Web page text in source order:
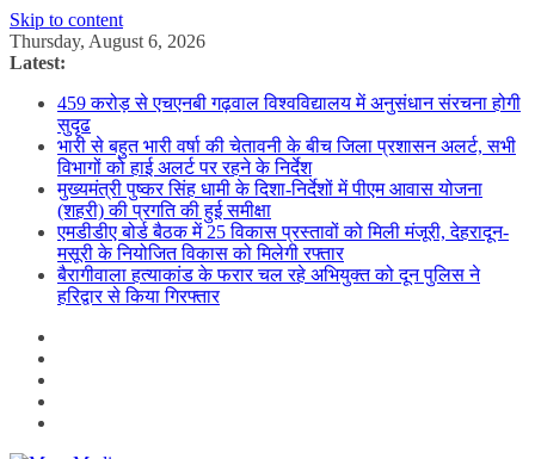
Skip to content
Thursday, August 6, 2026
Latest:
459 करोड़ से एचएनबी गढ़वाल विश्वविद्यालय में अनुसंधान संरचना होगी
सुदृढ
भारी से बहुत भारी वर्षा की चेतावनी के बीच जिला प्रशासन अलर्ट, सभी
विभागों को हाई अलर्ट पर रहने के निर्देश
मुख्यमंत्री पुष्कर सिंह धामी के दिशा-निर्देशों में पीएम आवास योजना
(शहरी) की प्रगति की हुई समीक्षा
एमडीडीए बोर्ड बैठक में 25 विकास प्रस्तावों को मिली मंजूरी, देहरादून-
मसूरी के नियोजित विकास को मिलेगी रफ्तार
बैरागीवाला हत्याकांड के फरार चल रहे अभियुक्त को दून पुलिस ने
हरिद्वार से किया गिरफ्तार